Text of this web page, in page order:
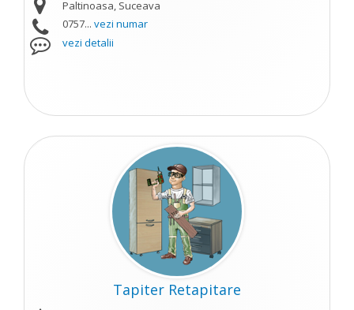
Paltinoasa, Suceava
0757... vezi numar
vezi detalii
Tapiter Retapitare